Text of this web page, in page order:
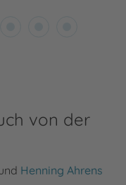
von der
Henning Ahrens